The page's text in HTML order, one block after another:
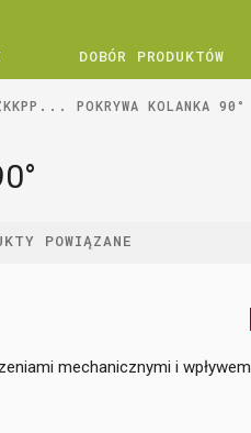
DOBÓR PRODUKTÓW
POKRYWA KOLANKA 90°
POWIĄZANE
mechanicznymi i wpływem